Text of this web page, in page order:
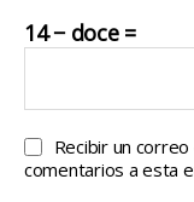
14 − doce =
Recibir un
comentarios a esta